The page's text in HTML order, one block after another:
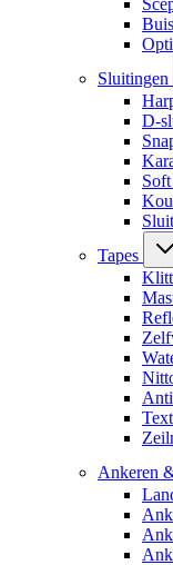
Sluitingen
D-
Tapes
Ankeren